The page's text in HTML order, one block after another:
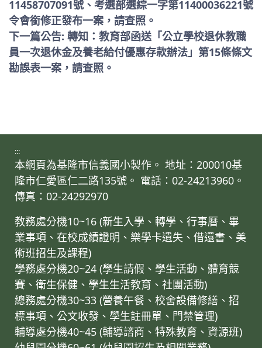
11458707091號、考選部選綜一字第11400036221號
令會銜修正發布一案，請查照。
下一篇公告: 轉知：教育部函送「公立學校退休教職
員一次退休金及養老給付優惠存款辦法」第15條條文
勘誤表一案，請查照。
:::
本網頁為基隆市信義國小製作。 地址：200010基
隆市仁愛區仁二路135號。 電話：02-24213960。
傳真：02-24292970
教務處分機10~16 (新生入學、轉學、行事曆、畢
業事項、在校成績證明、樂學卡遺失、借還書、美
術班招生及課程)
學務處分機20~24 (學生請假、學生活動、體育競
賽、衛生保健、學生生活教育、社團活動)
總務處分機30~33 (營養午餐、校舍設備修繕、招
標事項、公文收發、學生註冊單、門禁管理)
輔導處分機40~45 (輔導諮商、特殊教育、資源班)